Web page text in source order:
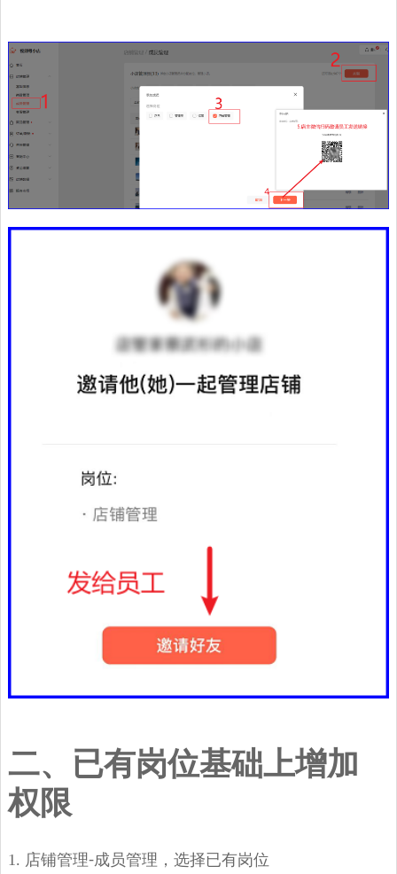
二、已有岗位基础上增加
权限
1. 店铺管理-成员管理，选择已有岗位